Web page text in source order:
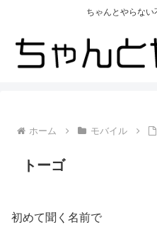
ちゃんとやらな
ホーム モバイル
トーゴ
初めて聞く名前で